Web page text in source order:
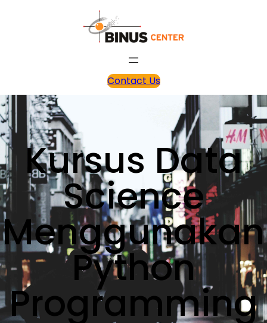
Contact Us
Kursus Data
Science
Menggunakan
Python
Programming